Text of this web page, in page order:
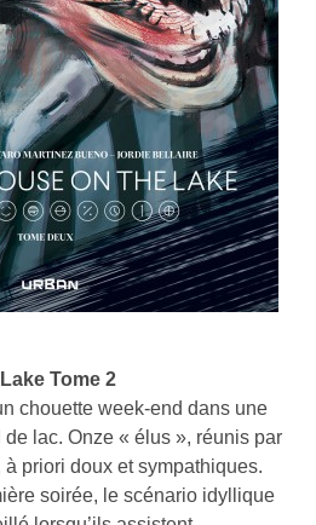
Tome 2
chouette week-end dans une
lac. Onze « élus », réunis par
à priori doux et sympathiques.
soirée, le scénario idyllique